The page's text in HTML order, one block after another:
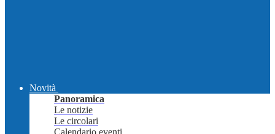
Novità
Panoramica
Le notizie
Le circolari